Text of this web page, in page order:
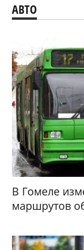
АВТО
В Гомеле
маршрутов